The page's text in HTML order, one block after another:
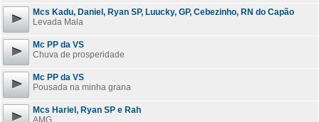
Mcs Kadu, Daniel, Ryan SP, Luucky, GP, Cebezinho, RN do Capão
Levada Mala
Mc PP da VS
Chuva de prosperidade
Mc PP da VS
Pousada na minha grana
Mcs Hariel, Ryan SP e Rah
AMG